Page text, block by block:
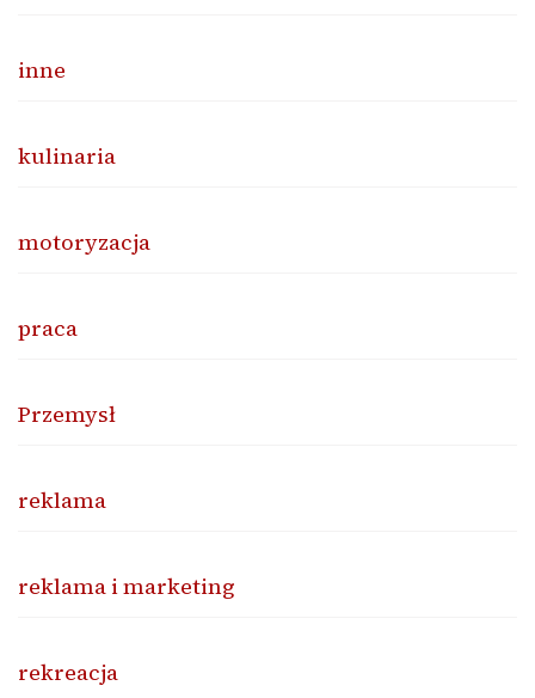
inne
kulinaria
motoryzacja
praca
Przemysł
reklama
reklama i marketing
rekreacja